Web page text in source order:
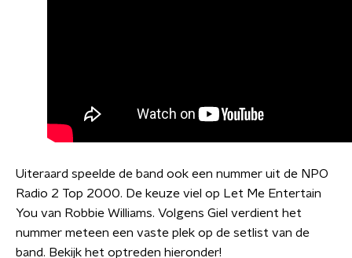
Uiteraard speelde de band ook een nummer uit de NPO
Radio 2 Top 2000. De keuze viel op Let Me Entertain
You van Robbie Williams. Volgens Giel verdient het
nummer meteen een vaste plek op de setlist van de
band. Bekijk het optreden hieronder!